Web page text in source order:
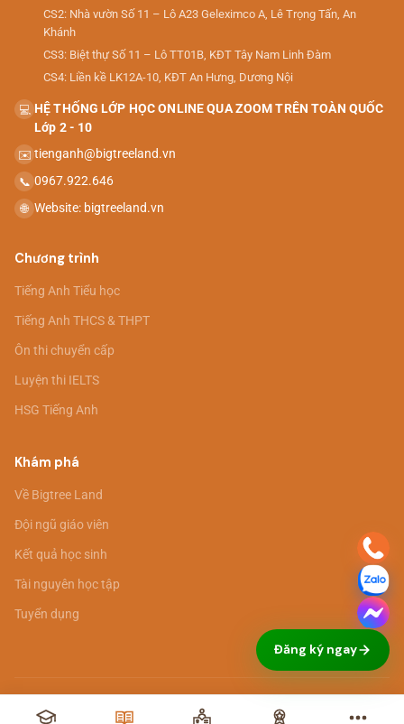
CS2: Nhà vườn Số 11 – Lô A23 Geleximco A, Lê Trọng Tấn, An
Khánh
CS3: Biệt thự Số 11 – Lô TT01B, KĐT Tây Nam Linh Đàm
CS4: Liền kề LK12A-10, KĐT An Hưng, Dương Nội
💻 HỆ THỐNG LỚP HỌC ONLINE QUA ZOOM TRÊN TOÀN QUỐC
Lớp 2 - 10
✉️ tienganh@bigtreeland.vn
📞 0967.922.646
🌐 Website: bigtreeland.vn
Chương trình
Tiếng Anh Tiểu học
Tiếng Anh THCS & THPT
Ôn thi chuyển cấp
Luyện thi IELTS
HSG Tiếng Anh
Khám phá
Về Bigtree Land
Đội ngũ giáo viên
Kết quả học sinh
Tài nguyên học tập
Tuyển dụng
© 2026 Bigtree Land. All rights reserved. · Chính sách bảo mật
Đăng ký ngay